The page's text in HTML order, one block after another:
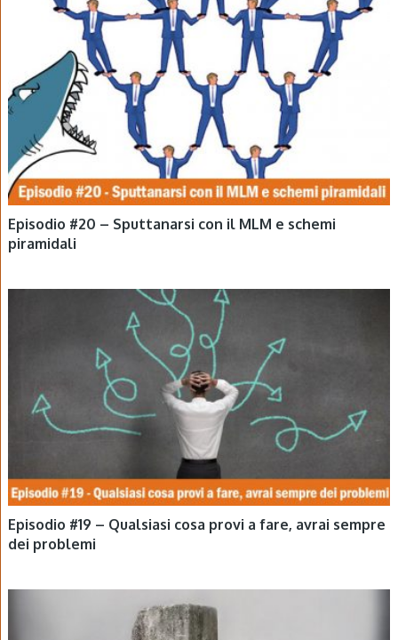
Episodio #20 – Sputtanarsi con il MLM e schemi
piramidali
Episodio #19 – Qualsiasi cosa provi a fare, avrai sempre
dei problemi